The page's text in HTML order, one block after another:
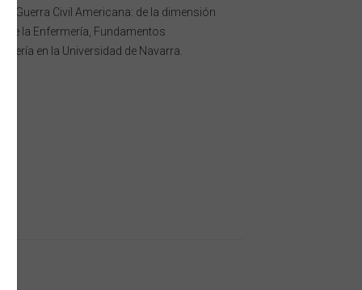
Guerra Civil Americana: de la dimensión
la Enfermería, Fundamentos
en la Universidad de Navarra.